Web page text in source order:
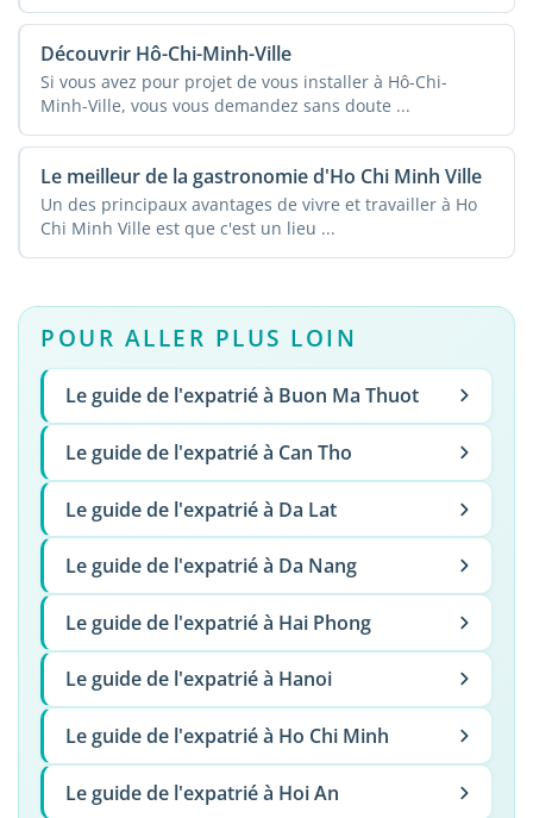
Découvrir Hô-Chi-Minh-Ville
Si vous avez pour projet de vous installer à Hô-Chi-
Minh-Ville, vous vous demandez sans doute ...
Le meilleur de la gastronomie d'Ho Chi Minh Ville
Un des principaux avantages de vivre et travailler à Ho
Chi Minh Ville est que c'est un lieu ...
POUR ALLER PLUS LOIN
Le guide de l'expatrié à Buon Ma Thuot
Le guide de l'expatrié à Can Tho
Le guide de l'expatrié à Da Lat
Le guide de l'expatrié à Da Nang
Le guide de l'expatrié à Hai Phong
Le guide de l'expatrié à Hanoi
Le guide de l'expatrié à Ho Chi Minh
Le guide de l'expatrié à Hoi An